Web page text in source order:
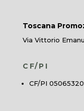
Toscana
Via Vittorio
CF/PI
CF/PI